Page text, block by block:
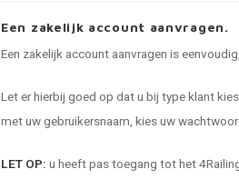
Een zakelijk account aanvragen.
Een zakelijk account aanvragen is
Let er hierbij goed op dat u bij type klant
met uw gebruikersnaam, kies uw
LET OP: u heeft pas toegang tot het